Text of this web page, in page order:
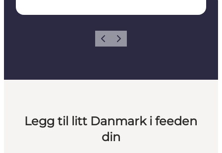
ForrigeNeste
Legg til litt Danmark i feeden
din